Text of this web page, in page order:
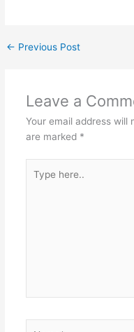
← Previous Post
Leave a
Your email address will
are marked *
here..